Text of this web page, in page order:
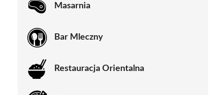
Masarnia
Bar Mleczny
Restauracja Orientalna